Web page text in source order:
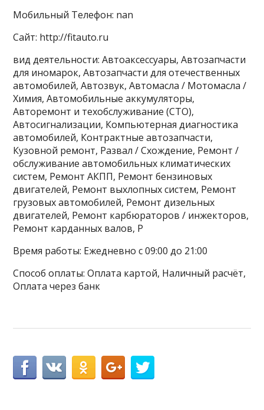
Мобильный Телефон: nan
Сайт: http://fitauto.ru
вид деятельности: Автоаксессуары, Автозапчасти
для иномарок, Автозапчасти для отечественных
автомобилей, Автозвук, Автомасла / Мотомасла /
Химия, Автомобильные аккумуляторы,
Авторемонт и техобслуживание (СТО),
Автосигнализации, Компьютерная диагностика
автомобилей, Контрактные автозапчасти,
Кузовной ремонт, Развал / Схождение, Ремонт /
обслуживание автомобильных климатических
систем, Ремонт АКПП, Ремонт бензиновых
двигателей, Ремонт выхлопных систем, Ремонт
грузовых автомобилей, Ремонт дизельных
двигателей, Ремонт карбюраторов / инжекторов,
Ремонт карданных валов, Р
Время работы: Ежедневно с 09:00 до 21:00
Способ оплаты: Оплата картой, Наличный расчёт,
Оплата через банк